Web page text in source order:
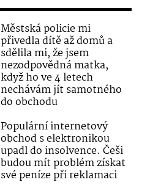
Městská policie mi
přivedla dítě až domů a
sdělila mi, že jsem
nezodpovědná matka,
když ho ve 4 letech
nechávám jít samotného
do obchodu
Populární internetový
obchod s elektronikou
upadl do insolvence. Češi
budou mít problém získat
své peníze při reklamaci